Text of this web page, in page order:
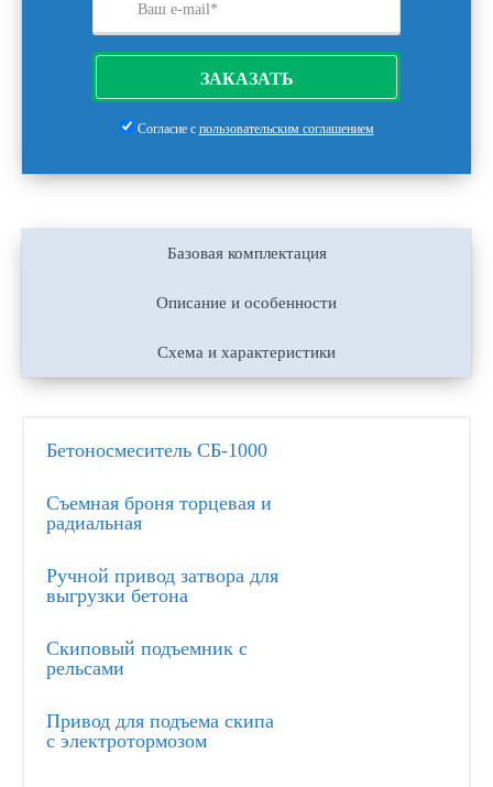
ЗАКАЗАТЬ
Согласие с пользовательским соглашением
Базовая комплектация
Описание и особенности
Схема и характеристики
Бетоносмеситель СБ-1000
Съемная броня торцевая и
радиальная
Ручной привод затвора для
выгрузки бетона
Скиповый подъемник с
рельсами
Привод для подъема скипа
с электротормозом